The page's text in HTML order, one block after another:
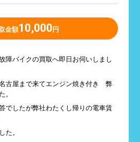
金額10,000 円
障バイクの買取へ即日お伺いしまし
古屋まで来てエンジン焼き付き 弊
。
でしたが弊社わたくし帰りの電車賃
た。